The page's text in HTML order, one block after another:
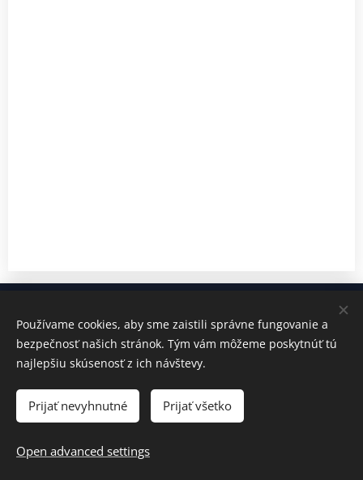
© 2024 All rights reserved
General business conditions
GDPR Cookies
Languages
Slovenčina
Používame cookies, aby sme zaistili správne fungovanie a
bezpečnosť našich stránok. Tým vám môžeme poskytnúť tú
najlepšiu skúsenosť z ich návštevy.
Prijať nevyhnutné Prijať všetko
Open advanced settings